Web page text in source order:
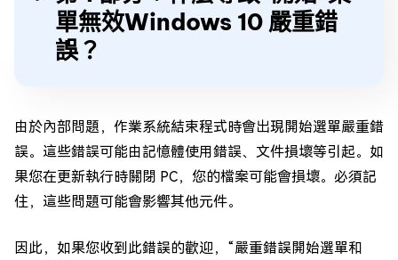
單無效Windows 10 嚴重錯
誤？
由於內部問題，作業系統結束程式時會出現開始選單嚴重錯
誤。這些錯誤可能由記憶體使用錯誤、文件損壞等引起。如
果您在更新執行時關閉 PC，您的檔案可能會損壞。必須記
住，這些問題可能會影響其他元件。
因此，如果您收到此錯誤的歡迎，“嚴重錯誤開始選單和